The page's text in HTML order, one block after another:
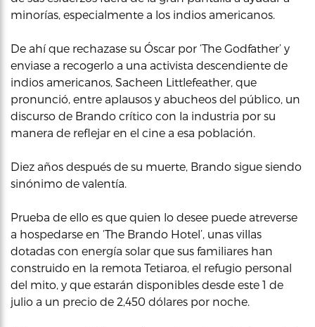
minorías, especialmente a los indios americanos.
De ahí que rechazase su Óscar por ‘The Godfather’ y
enviase a recogerlo a una activista descendiente de
indios americanos, Sacheen Littlefeather, que
pronunció, entre aplausos y abucheos del público, un
discurso de Brando crítico con la industria por su
manera de reflejar en el cine a esa población.
Diez años después de su muerte, Brando sigue siendo
sinónimo de valentía.
Prueba de ello es que quien lo desee puede atreverse
a hospedarse en ‘The Brando Hotel’, unas villas
dotadas con energía solar que sus familiares han
construido en la remota Tetiaroa, el refugio personal
del mito, y que estarán disponibles desde este 1 de
julio a un precio de 2,450 dólares por noche.